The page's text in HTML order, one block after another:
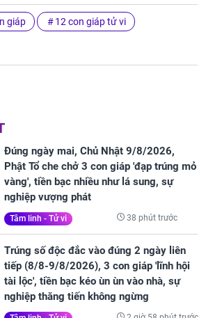
giáp 12 con giáp tử vi
Đúng ngày mai, Chủ Nhật 9/8/2026,
Phật Tổ che chở 3 con giáp 'đạp trúng mỏ
vàng', tiền bạc nhiều như lá sung, sự
nghiệp vượng phát
Tâm linh - Tử vi 38 phút trước
Trúng số độc đắc vào đúng 2 ngày liên
tiếp (8/8-9/8/2026), 3 con giáp 'lĩnh hội
tài lộc', tiền bạc kéo ùn ùn vào nhà, sự
nghiệp thăng tiến không ngừng